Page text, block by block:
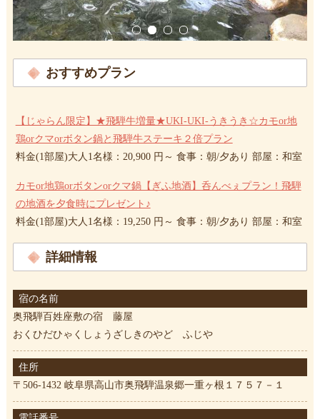
おすすめプラン
【じゃらん限定】★飛騨牛増量★UKI-UKI-うきうき☆カモor地
鶏orクマorボタン鍋と飛騨牛ステーキ２倍プラン
料金(1部屋)大人1名様：20,900 円～ 食事：朝/夕あり 部屋：和室
カモor地鶏orボタンorクマ鍋【ぎふ地酒】呑んべぇプラン！飛騨
の地酒を夕食時にプレゼント♪
料金(1部屋)大人1名様：19,250 円～ 食事：朝/夕あり 部屋：和室
詳細情報
宿の名前
奥飛騨百姓座敷の宿 藤屋
おくひだひゃくしょうざしきのやど ふじや
住所
〒506-1432 岐阜県高山市奥飛騨温泉郷一重ヶ根１７５７－１